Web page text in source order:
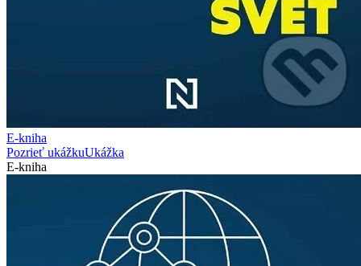
E-kniha
Pozrieť ukážkuUkážka
E-kniha